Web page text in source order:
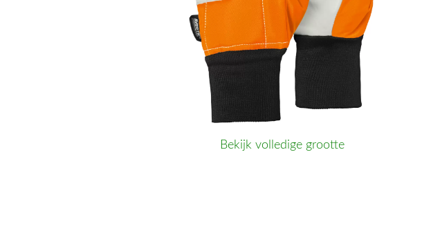
Bekijk volledige grootte